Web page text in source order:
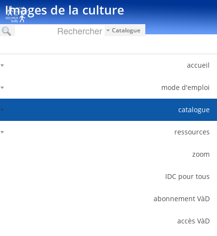
Images de la culture
Catalogue
accueil
mode d'emploi
catalogue
ressources
zoom
IDC pour tous
abonnement VàD
accès VàD